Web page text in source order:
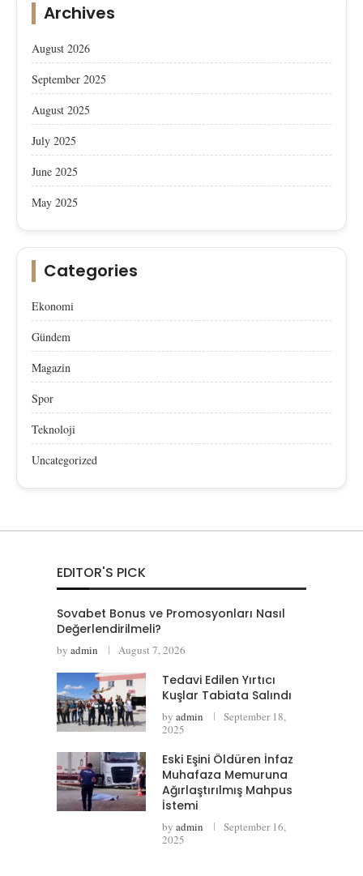
Archives
August 2026
September 2025
August 2025
July 2025
June 2025
May 2025
Categories
Ekonomi
Gündem
Magazin
Spor
Teknoloji
Uncategorized
EDITOR'S PICK
Sovabet Bonus ve Promosyonları Nasıl
Değerlendirilmeli?
by admin August 7, 2026
Tedavi Edilen Yırtıcı
Kuşlar Tabiata Salındı
by admin
September 18,
2025
Eski Eşini Öldüren İnfaz
Muhafaza Memuruna
Ağırlaştırılmış Mahpus
İstemi
by admin
September 16,
2025